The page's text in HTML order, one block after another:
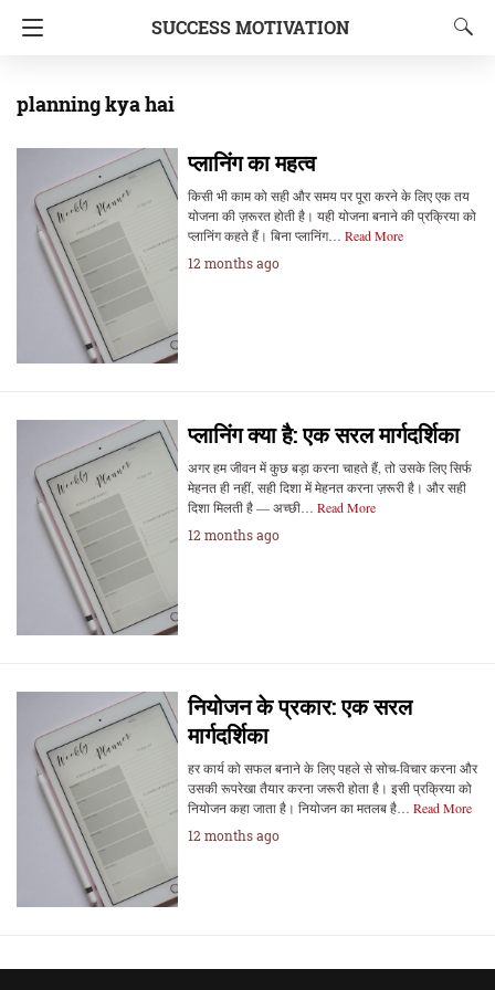
SUCCESS MOTIVATION
planning kya hai
प्लानिंग का महत्व
किसी भी काम को सही और समय पर पूरा करने के लिए एक तय
योजना की ज़रूरत होती है। यही योजना बनाने की प्रक्रिया को
प्लानिंग कहते हैं। बिना प्लानिंग… Read More
12 months ago
प्लानिंग क्या है: एक सरल मार्गदर्शिका
अगर हम जीवन में कुछ बड़ा करना चाहते हैं, तो उसके लिए सिर्फ
मेहनत ही नहीं, सही दिशा में मेहनत करना ज़रूरी है। और सही
दिशा मिलती है — अच्छी… Read More
12 months ago
नियोजन के प्रकार: एक सरल
मार्गदर्शिका
हर कार्य को सफल बनाने के लिए पहले से सोच-विचार करना और
उसकी रूपरेखा तैयार करना जरूरी होता है। इसी प्रक्रिया को
नियोजन कहा जाता है। नियोजन का मतलब है… Read More
12 months ago